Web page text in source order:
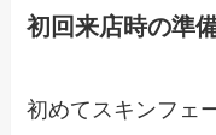
初回来店時の準
初めてスキンフェ